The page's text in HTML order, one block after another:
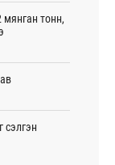
тонн,
сэлгэн